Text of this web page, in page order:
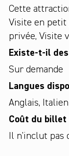
Cette
Visite en petit
privée, Visite
Existe-t-il
Sur demande
Langues
Anglais, Italien
Coût du billet
Il n'inclut pas